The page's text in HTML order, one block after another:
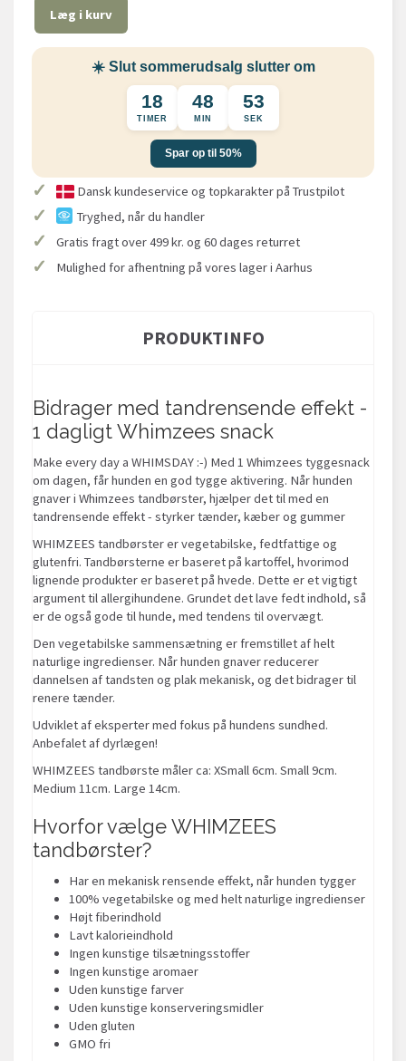
Læg i kurv
☀️ Slut sommerudsalg slutter om
18
TIMER
48
MIN
52
SEK
Spar op til 50%
✓ Dansk kundeservice og topkarakter på Trustpilot
✓ Tryghed, når du handler
✓ Gratis fragt over 499 kr. og 60 dages returret
✓ Mulighed for afhentning på vores lager i Aarhus
PRODUKTINFO
Bidrager med tandrensende effekt -
1 dagligt Whimzees snack
Make every day a WHIMSDAY :-) Med 1 Whimzees tyggesnack
om dagen, får hunden en god tygge aktivering. Når hunden
gnaver i Whimzees tandbørster, hjælper det til med en
tandrensende effekt - styrker tænder, kæber og gummer
WHIMZEES tandbørster er vegetabilske, fedtfattige og
glutenfri. Tandbørsterne er baseret på kartoffel, hvorimod
lignende produkter er baseret på hvede. Dette er et vigtigt
argument til allergihundene. Grundet det lave fedt indhold, så
er de også gode til hunde, med tendens til overvægt.
Den vegetabilske sammensætning er fremstillet af helt
naturlige ingredienser. Når hunden gnaver reducerer
dannelsen af tandsten og plak mekanisk, og det bidrager til
renere tænder.
Udviklet af eksperter med fokus på hundens sundhed.
Anbefalet af dyrlægen!
WHIMZEES tandbørste måler ca: XSmall 6cm. Small 9cm.
Medium 11cm. Large 14cm.
Hvorfor vælge WHIMZEES
tandbørster?
Har en mekanisk rensende effekt, når hunden tygger
100% vegetabilske og med helt naturlige ingredienser
Højt fiberindhold
Lavt kalorieindhold
Ingen kunstige tilsætningsstoffer
Ingen kunstige aromaer
Uden kunstige farver
Uden kunstige konserveringsmidler
Uden gluten
GMO fri